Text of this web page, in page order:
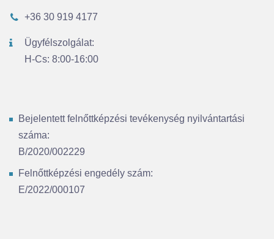
+36 30 919 4177
Ügyfélszolgálat:
H-Cs: 8:00-16:00
Bejelentett felnőttképzési tevékenység nyilvántartási
száma:
B/2020/002229
Felnőttképzési engedély szám:
E/2022/000107